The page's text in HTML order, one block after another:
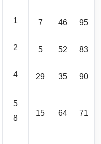
1 7 46 95
2 5 52 83
4 29 35 90
5
8
15 64 71